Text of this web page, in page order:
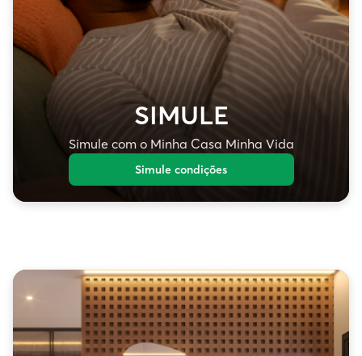
SIMULE
Simule com o Minha Casa Minha Vida
Simule condições